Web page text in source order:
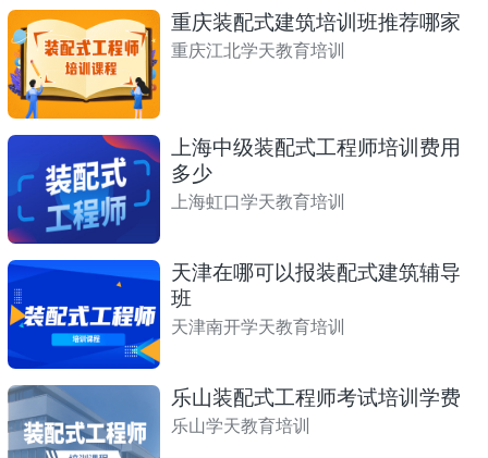
重庆装配式建筑培训班推荐哪家
重庆江北学天教育培训
上海中级装配式工程师培训费用
多少
上海虹口学天教育培训
天津在哪可以报装配式建筑辅导
班
天津南开学天教育培训
乐山装配式工程师考试培训学费
乐山学天教育培训